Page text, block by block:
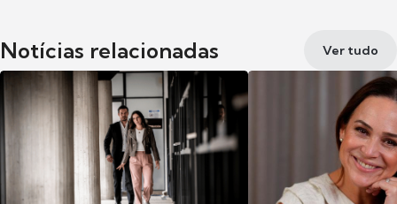
Notícias relacionadas Ver tudo